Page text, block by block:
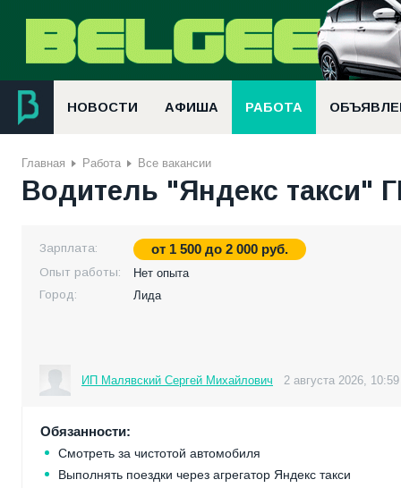
НОВОСТИ АФИША РАБОТА
Главная Работа Все вакансии
Водитель "Яндекс
Зарплата: от 1 500до 2 000руб.
Опыт работы:
Нет опыта
Город:
Лида
ИП Малявский Сергей Михайлович 2 августа 2026, 10:59
Обязанности:
Смотреть за чистотой автомобиля
Выполнять поездки через агрегатор Яндекс такси